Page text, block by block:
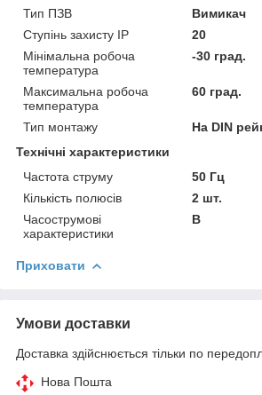
Тип ПЗВ
Вимикач
Ступінь захисту IP
20
Мінімальна робоча
температура
-30 град.
Максимальна робоча
температура
60 град.
Тип монтажу
На DIN
Технічні характеристики
Частота струму
50 Гц
Кількість полюсів
2 шт.
Часострумові
характеристики
B
Приховати
Умови доставки
Доставка здійснюється тільки по
Нова Пошта